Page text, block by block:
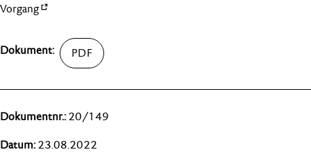
Vorgang
20/149
23.08.2022